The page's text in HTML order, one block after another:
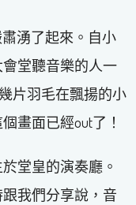
肅湧了起來。自小
堂聽音樂的人一
片羽毛在飄揚的小
畫面已經out了！
堂皇的演奏廳。
我們分享說，音